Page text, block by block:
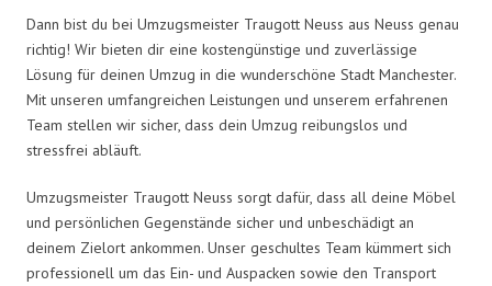
Dann bist du bei Umzugsmeister Traugott Neuss aus Neuss genau
richtig! Wir bieten dir eine kostengünstige und zuverlässige
Lösung für deinen Umzug in die wunderschöne Stadt Manchester.
Mit unseren umfangreichen Leistungen und unserem erfahrenen
Team stellen wir sicher, dass dein Umzug reibungslos und
stressfrei abläuft.
Umzugsmeister Traugott Neuss sorgt dafür, dass all deine Möbel
und persönlichen Gegenstände sicher und unbeschädigt an
deinem Zielort ankommen. Unser geschultes Team kümmert sich
professionell um das Ein- und Auspacken sowie den Transport